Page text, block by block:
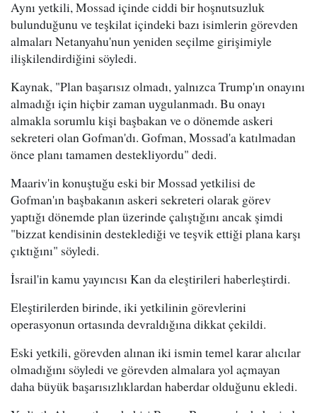
Aynı yetkili, Mossad içinde ciddi bir hoşnutsuzluk
bulunduğunu ve teşkilat içindeki bazı isimlerin görevden
almaları Netanyahu'nun yeniden seçilme girişimiyle
ilişkilendirdiğini söyledi.
Kaynak, "Plan başarısız olmadı, yalnızca Trump'ın onayını
almadığı için hiçbir zaman uygulanmadı. Bu onayı
almakla sorumlu kişi başbakan ve o dönemde askeri
sekreteri olan Gofman'dı. Gofman, Mossad'a katılmadan
önce planı tamamen destekliyordu" dedi.
Maariv'in konuştuğu eski bir Mossad yetkilisi de
Gofman'ın başbakanın askeri sekreteri olarak görev
yaptığı dönemde plan üzerinde çalıştığını ancak şimdi
"bizzat kendisinin desteklediği ve teşvik ettiği plana karşı
çıktığını" söyledi.
İsrail'in kamu yayıncısı Kan da eleştirileri haberleştirdi.
Eleştirilerden birinde, iki yetkilinin görevlerini
operasyonun ortasında devraldığına dikkat çekildi.
Eski yetkili, görevden alınan iki ismin temel karar alıcılar
olmadığını söyledi ve görevden almalara yol açmayan
daha büyük başarısızlıklardan haberdar olduğunu ekledi.